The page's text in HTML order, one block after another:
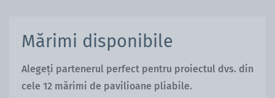
Mărimi disponibile
Alegeți partenerul perfect pentru proiectul dvs. din
cele 12 mărimi de pavilioane pliabile.